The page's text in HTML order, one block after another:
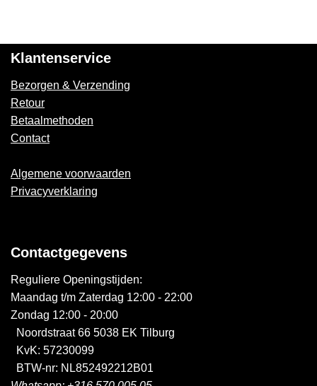
Klantenservice
Bezorgen & Verzending
Retour
Betaalmethoden
Contact
Algemene voorwaarden
Privacyverklaring
Contactgegevens
Reguliere Openingstijden:
Maandag t/m Zaterdag 12:00 - 22:00
Zondag 12:00 - 20:00
Noordstraat 66 5038 EK Tilburg
KvK: 57230099
BTW-nr: NL852492212B01